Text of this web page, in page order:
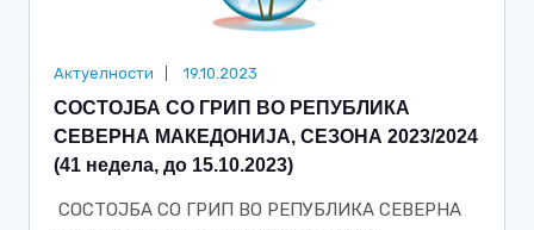
Актуелности 19.10.2023
СОСТОЈБА СО ГРИП ВО РЕПУБЛИКА
СЕВЕРНА МАКЕДОНИЈА, СЕЗОНА 2023/2024
(41 недела, до 15.10.2023)
СОСТОЈБА СО ГРИП ВО РЕПУБЛИКА СЕВЕРНА